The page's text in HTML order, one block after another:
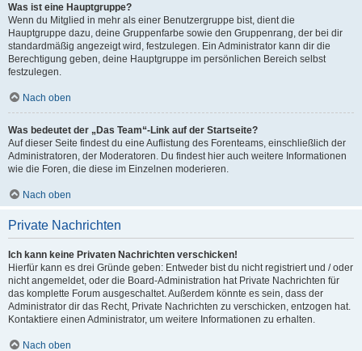
Was ist eine Hauptgruppe?
Wenn du Mitglied in mehr als einer Benutzergruppe bist, dient die
Hauptgruppe dazu, deine Gruppenfarbe sowie den Gruppenrang, der bei dir
standardmäßig angezeigt wird, festzulegen. Ein Administrator kann dir die
Berechtigung geben, deine Hauptgruppe im persönlichen Bereich selbst
festzulegen.
Nach oben
Was bedeutet der „Das Team“-Link auf der Startseite?
Auf dieser Seite findest du eine Auflistung des Forenteams, einschließlich der
Administratoren, der Moderatoren. Du findest hier auch weitere Informationen
wie die Foren, die diese im Einzelnen moderieren.
Nach oben
Private Nachrichten
Ich kann keine Privaten Nachrichten verschicken!
Hierfür kann es drei Gründe geben: Entweder bist du nicht registriert und / oder
nicht angemeldet, oder die Board-Administration hat Private Nachrichten für
das komplette Forum ausgeschaltet. Außerdem könnte es sein, dass der
Administrator dir das Recht, Private Nachrichten zu verschicken, entzogen hat.
Kontaktiere einen Administrator, um weitere Informationen zu erhalten.
Nach oben